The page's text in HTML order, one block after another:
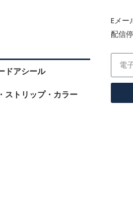
ドアシール
ストリップ・カラー
Eメー
配信